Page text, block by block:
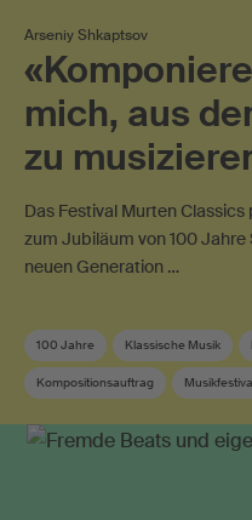
Arseniy Shkaptsov
mich, aus
zu
Das Festival Murten
zum Jubiläum von 100 Jahre
neuen Generation …
100 Jahre Klassische Musik
Kompositionsauftrag